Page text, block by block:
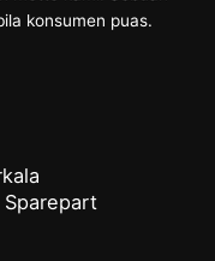
konsumen puas.
Sparepart